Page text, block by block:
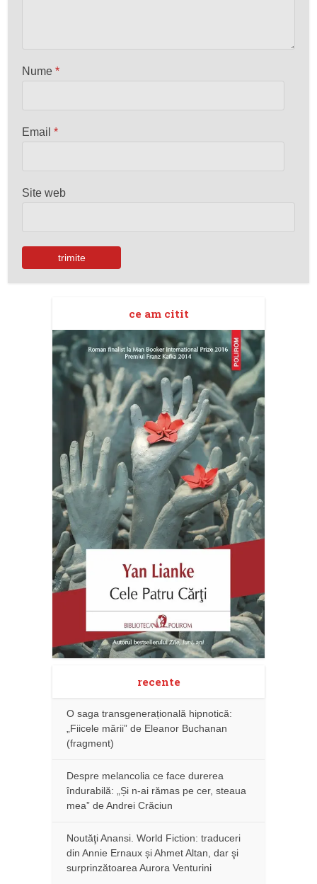
Nume*
Email*
Site web
ce am citit
recente
O saga transgenerațională hipnotică:
„Fiicele mării” de Eleanor Buchanan
(fragment)
Despre melancolia ce face durerea
îndurabilă: „Și n-ai rămas pe cer, steaua
mea” de Andrei Crăciun
Noutăţi Anansi. World Fiction: traduceri
din Annie Ernaux și Ahmet Altan, dar şi
surprinzătoarea Aurora Venturini